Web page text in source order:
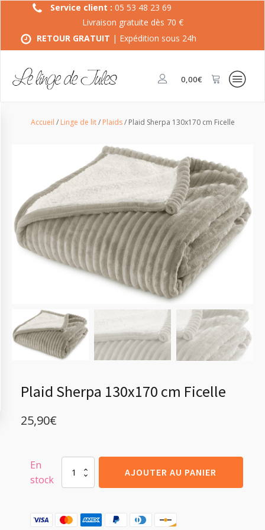
Service client : 05 53 48 23 69
Livraison gratuite dès 70 €
RETOUR GRATUIT | Expédition sous 24h
0,00€
Accueil / Linge de lit/ Plaids/ Plaid Sherpa 130x170 cm Ficelle
Plaid Sherpa 130x170 cm Ficelle
25,90€
En
stock
quantité
Plaid
130x170
cm
AJOUTER AU PANIER